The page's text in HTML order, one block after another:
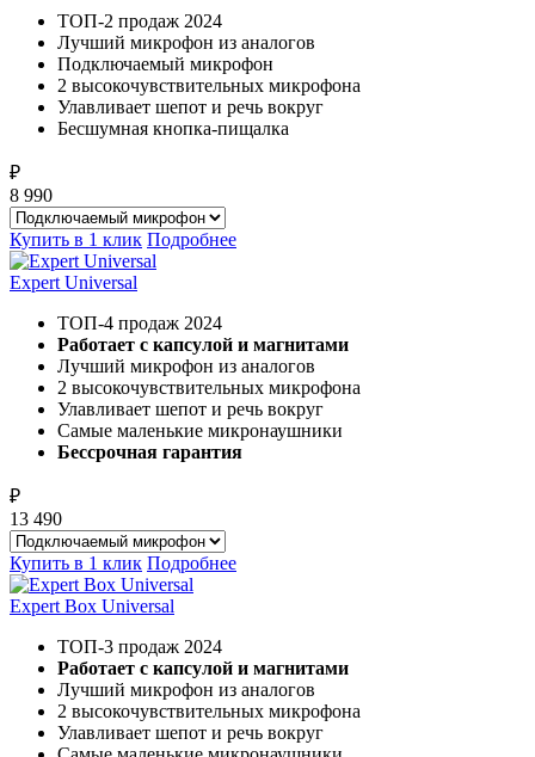
ТОП-2 продаж 2024
Лучший микрофон из аналогов
Подключаемый микрофон
2 высокочувствительных микрофона
Улавливает шепот и речь вокруг
Бесшумная кнопка-пищалка
₽
8 990
Купить в 1 клик Подробнее
Expert Universal
ТОП-4 продаж 2024
Работает с капсулой и магнитами
Лучший микрофон из аналогов
2 высокочувствительных микрофона
Улавливает шепот и речь вокруг
Самые маленькие микронаушники
Бессрочная гарантия
₽
13 490
Купить в 1 клик Подробнее
Expert Box Universal
ТОП-3 продаж 2024
Работает с капсулой и магнитами
Лучший микрофон из аналогов
2 высокочувствительных микрофона
Улавливает шепот и речь вокруг